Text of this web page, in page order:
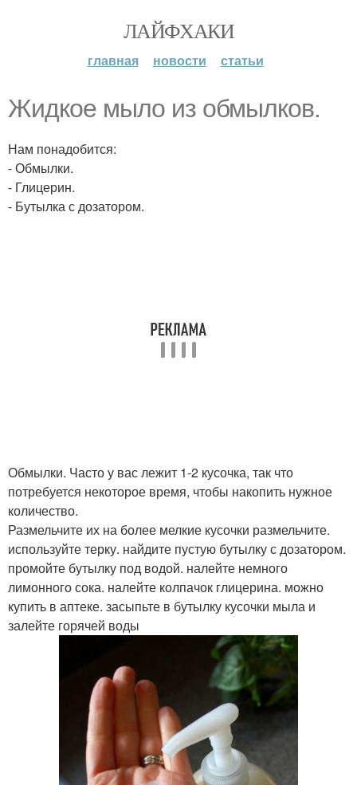
ЛАЙФХАКИ
главная новости статьи
Жидкое мыло из обмылков.
Нам понадобится:
- Обмылки.
- Глицерин.
- Бутылка с дозатором.
Обмылки. Часто у вас лежит 1-2 кусочка, так что
потребуется некоторое время, чтобы накопить нужное
количество.
Размельчите их на более мелкие кусочки размельчите.
используйте терку. найдите пустую бутылку с дозатором.
промойте бутылку под водой. налейте немного
лимонного сока. налейте колпачок глицерина. можно
купить в аптеке. засыпьте в бутылку кусочки мыла и
залейте горячей воды